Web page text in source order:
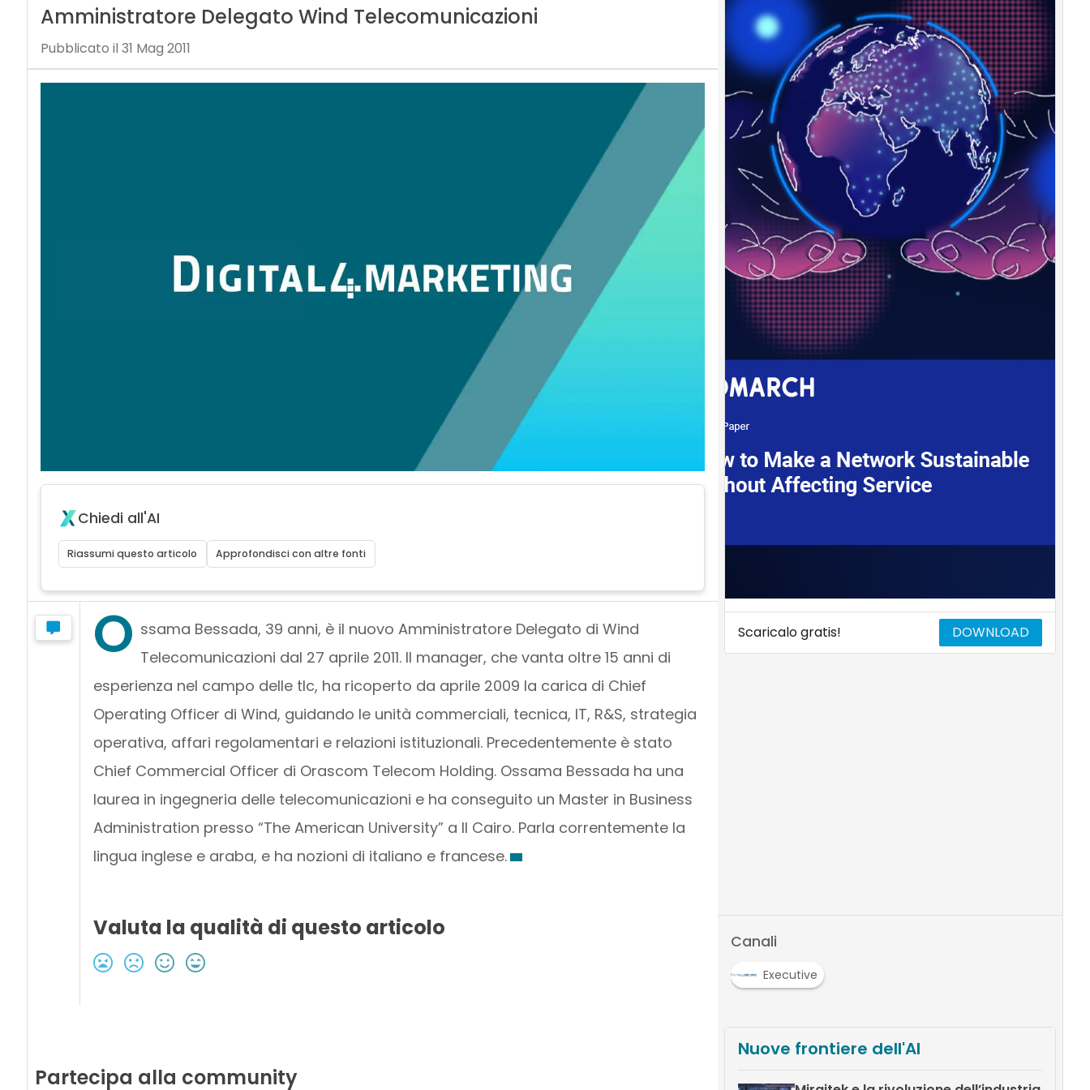
Amministratore Delegato Wind Telecomunicazioni
Pubblicato il 31 Mag 2011
Chiedi all'AI
Riassumi questo articolo Approfondisci con altre fonti
O ssama Bessada, 39 anni, è il nuovo Amministratore Delegato di Wind
Telecomunicazioni dal 27 aprile 2011. Il manager, che vanta oltre 15 anni di
esperienza nel campo delle tlc, ha ricoperto da aprile 2009 la carica di Chief
Operating Officer di Wind, guidando le unità commerciali, tecnica, IT, R&S, strategia
operativa, affari regolamentari e relazioni istituzionali. Precedentemente è stato
Chief Commercial Officer di Orascom Telecom Holding. Ossama Bessada ha una
laurea in ingegneria delle telecomunicazioni e ha conseguito un Master in Business
Administration presso “The American University” a Il Cairo. Parla correntemente la
lingua inglese e araba, e ha nozioni di italiano e francese.
Valuta la qualità di questo articolo
Partecipa alla community
Scaricalo gratis! DOWNLOAD
Canali
Executive
Nuove frontiere dell'AI